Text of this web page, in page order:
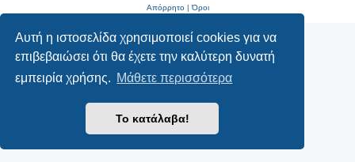
Αυτή η ιστοσελίδα χρησιμοποιεί cookies για να
επιβεβαιώσει ότι θα έχετε την καλύτερη δυνατή
εμπειρία χρήσης. Μάθετε περισσότερα
Το κατάλαβα!
Απόρρητο|Όροι